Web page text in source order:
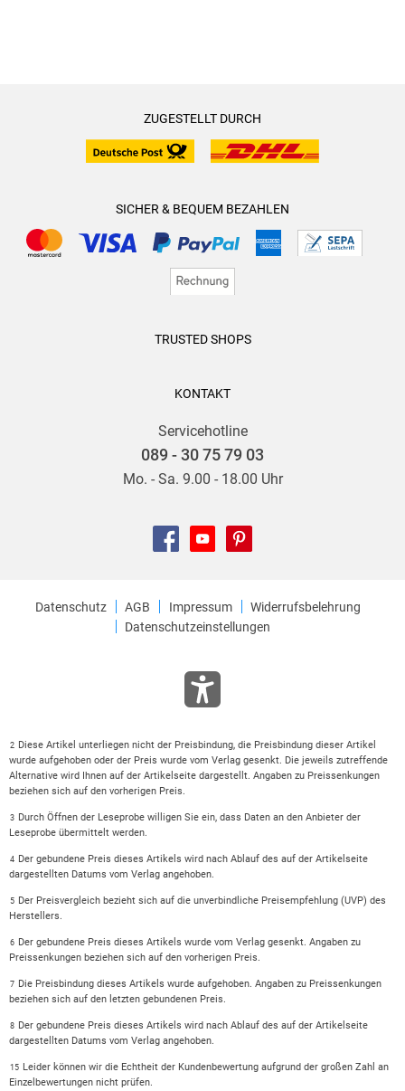
ZUGESTELLT DURCH
SICHER & BEQUEM BEZAHLEN
TRUSTED SHOPS
KONTAKT
Servicehotline
089 - 30 75 79 03
Mo. - Sa. 9.00 - 18.00 Uhr
Datenschutz AGB Impressum
Widerrufsbelehrung
Datenschutzeinstellungen
2 Diese Artikel unterliegen nicht der Preisbindung, die Preisbindung dieser Artikel
wurde aufgehoben oder der Preis wurde vom Verlag gesenkt. Die jeweils zutreffende
Alternative wird Ihnen auf der Artikelseite dargestellt. Angaben zu Preissenkungen
beziehen sich auf den vorherigen Preis.
3 Durch Öffnen der Leseprobe willigen Sie ein, dass Daten an den Anbieter der
Leseprobe übermittelt werden.
4 Der gebundene Preis dieses Artikels wird nach Ablauf des auf der Artikelseite
dargestellten Datums vom Verlag angehoben.
5 Der Preisvergleich bezieht sich auf die unverbindliche Preisempfehlung (UVP) des
Herstellers.
6 Der gebundene Preis dieses Artikels wurde vom Verlag gesenkt. Angaben zu
Preissenkungen beziehen sich auf den vorherigen Preis.
7 Die Preisbindung dieses Artikels wurde aufgehoben. Angaben zu Preissenkungen
beziehen sich auf den letzten gebundenen Preis.
8 Der gebundene Preis dieses Artikels wird nach Ablauf des auf der Artikelseite
dargestellten Datums vom Verlag angehoben.
15 Leider können wir die Echtheit der Kundenbewertung aufgrund der großen Zahl an
Einzelbewertungen nicht prüfen.